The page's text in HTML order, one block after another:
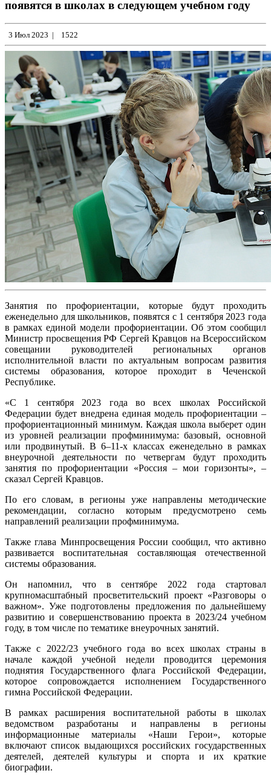
появятся в школах в следующем учебном году
3 Июл 2023 | 1522
Занятия по профориентации, которые будут проходить
еженедельно для школьников, появятся с 1 сентября 2023 года
в рамках единой модели профориентации. Об этом сообщил
Министр просвещения РФ Сергей Кравцов на Всероссийском
совещании руководителей региональных органов
исполнительной власти по актуальным вопросам развития
системы образования, которое проходит в Чеченской
Республике.
«С 1 сентября 2023 года во всех школах Российской
Федерации будет внедрена единая модель профориентации –
профориентационный минимум. Каждая школа выберет один
из уровней реализации профминимума: базовый, основной
или продвинутый. В 6–11-х классах еженедельно в рамках
внеурочной деятельности по четвергам будут проходить
занятия по профориентации «Россия – мои горизонты», –
сказал Сергей Кравцов.
По его словам, в регионы уже направлены методические
рекомендации, согласно которым предусмотрено семь
направлений реализации профминимума.
Также глава Минпросвещения России сообщил, что активно
развивается воспитательная составляющая отечественной
системы образования.
Он напомнил, что в сентябре 2022 года стартовал
крупномасштабный просветительский проект «Разговоры о
важном». Уже подготовлены предложения по дальнейшему
развитию и совершенствованию проекта в 2023/24 учебном
году, в том числе по тематике внеурочных занятий.
Также с 2022/23 учебного года во всех школах страны в
начале каждой учебной недели проводится церемония
поднятия Государственного флага Российской Федерации,
которое сопровождается исполнением Государственного
гимна Российской Федерации.
В рамках расширения воспитательной работы в школах
ведомством разработаны и направлены в регионы
информационные материалы «Наши Герои», которые
включают список выдающихся российских государственных
деятелей, деятелей культуры и спорта и их краткие
биографии.